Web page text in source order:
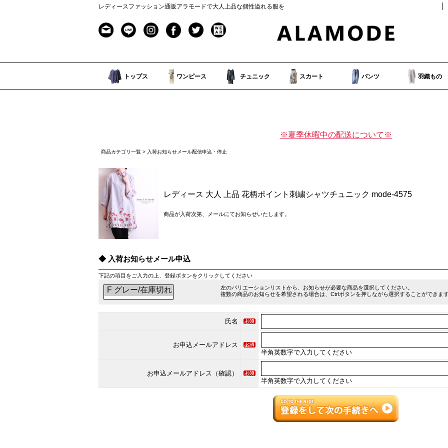
レディースファッション通販アラモードで大人上品な個性溢れる服を
トップス ワンピース チュニック スカート パンツ 羽織もの
※夏季休暇中の配送について※
商品カテゴリ一覧 > 入荷お知らせメール配信申込・停止
レディース 大人 上品 花柄ポイント刺繍シャツチュニック mode-4575
商品が入荷次第、メールにてお知らせいたします。
入荷お知らせメール申込
下記の項目をご入力の上、登録ボタンをクリックしてください
左のバリエーションリストから、お知らせが必要な商品を選択してください。
複数の商品のお知らせを希望される場合は、Ctrlボタンを押しながら選択することができま
氏名
お申込メールアドレス
半角英数字で入力してください
お申込メールアドレス（確認）
半角英数字で入力してください